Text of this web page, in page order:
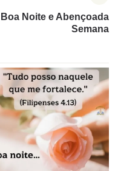
Boa Noite e Abençoada
Semana